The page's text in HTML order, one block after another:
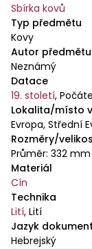
Sbírka kovů
Typ předmětu
Kovy
Autor předmětu
Neznámý
Datace
19. století,
Lokalita/místo
Evropa, Střední
Rozměry/
Průměr: 332 mm
Materiál
Cín
Technika
Lití, Lití
Jazyk
Hebrejský